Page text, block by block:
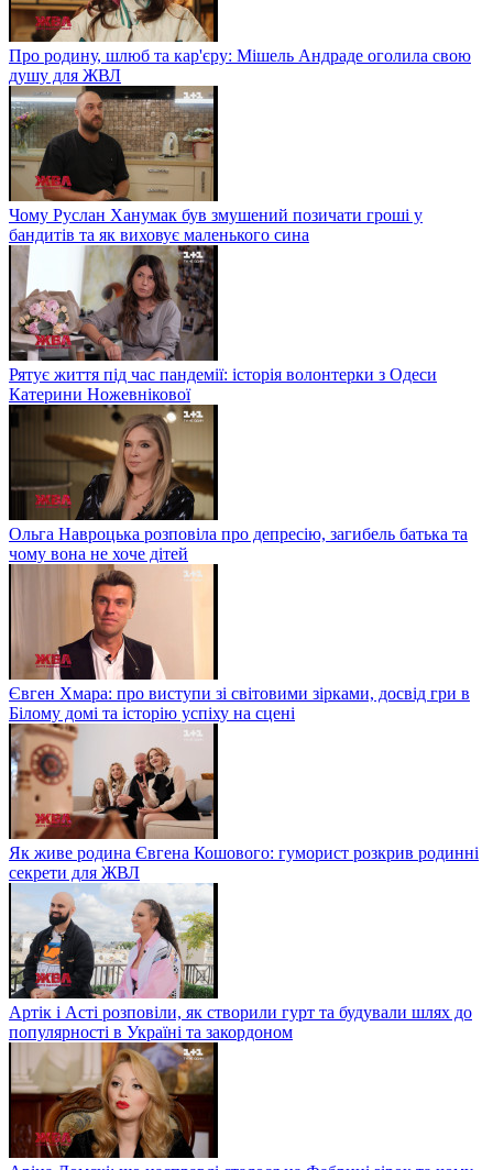
Про родину, шлюб та кар'єру: Мішель Андраде оголила свою
душу для ЖВЛ
Чому Руслан Ханумак був змушений позичати гроші у
бандитів та як виховує маленького сина
Рятує життя під час пандемії: історія волонтерки з Одеси
Катерини Ножевнікової
Ольга Навроцька розповіла про депресію, загибель батька та
чому вона не хоче дітей
Євген Хмара: про виступи зі світовими зірками, досвід гри в
Білому домі та історію успіху на сцені
Як живе родина Євгена Кошового: гуморист розкрив родинні
секрети для ЖВЛ
Артік і Асті розповіли, як створили гурт та будували шлях до
популярності в Україні та закордоном